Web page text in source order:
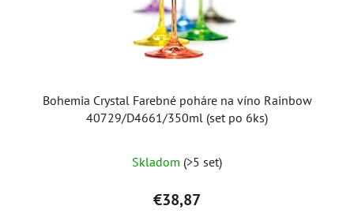
Bohemia Crystal Farebné poháre na víno Rainbow
40729/D4661/350ml (set po 6ks)
hodnotenie
produktu
je
Skladom (>5 set)
€38,87